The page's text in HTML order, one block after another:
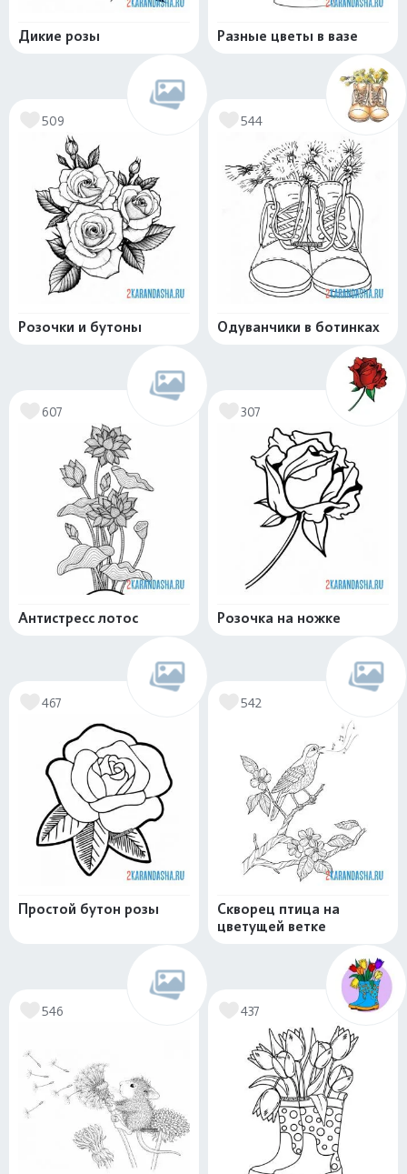
Дикие розы Разные цветы в вазе
509
Розочки и бутоны
544
Одуванчики в ботинках
607
Антистресс лотос
307
Розочка на ножке
467
Простой бутон розы
542
Скворец птица на
цветущей ветке
546 437